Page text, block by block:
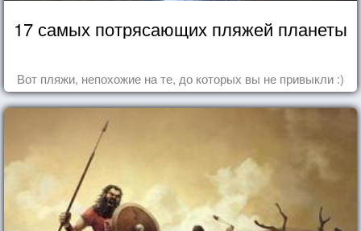
17 самых потрясающих пляжей планеты
Вот пляжи, непохожие на те, до которых вы не привыкли :)